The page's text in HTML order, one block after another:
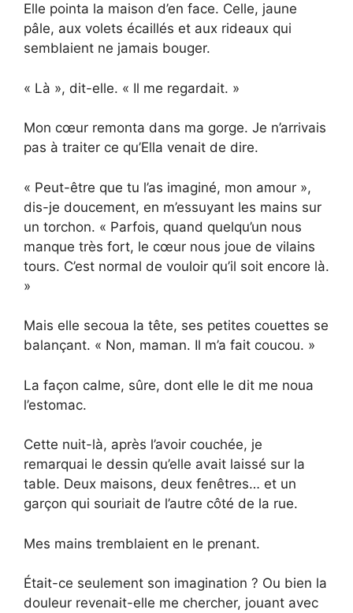
Elle pointa la maison d’en face. Celle, jaune
pâle, aux volets écaillés et aux rideaux qui
semblaient ne jamais bouger.
« Là », dit-elle. « Il me regardait. »
Mon cœur remonta dans ma gorge. Je n’arrivais
pas à traiter ce qu’Ella venait de dire.
« Peut-être que tu l’as imaginé, mon amour »,
dis-je doucement, en m’essuyant les mains sur
un torchon. « Parfois, quand quelqu’un nous
manque très fort, le cœur nous joue de vilains
tours. C’est normal de vouloir qu’il soit encore là.
»
Mais elle secoua la tête, ses petites couettes se
balançant. « Non, maman. Il m’a fait coucou. »
La façon calme, sûre, dont elle le dit me noua
l’estomac.
Cette nuit-là, après l’avoir couchée, je
remarquai le dessin qu’elle avait laissé sur la
table. Deux maisons, deux fenêtres… et un
garçon qui souriait de l’autre côté de la rue.
Mes mains tremblaient en le prenant.
Était-ce seulement son imagination ? Ou bien la
douleur revenait-elle me chercher, jouant avec